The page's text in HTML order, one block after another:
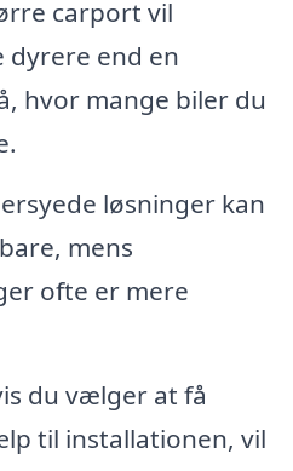
carport vil
end en
hvor mange biler du
løsninger kan
mens
ofte er mere
du vælger at få
til installationen, vil